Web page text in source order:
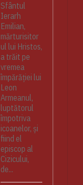
Sfântul
Ierarh
Emilian,
mărturisitor
ul lui Hristos,
a trăit pe
vremea
împărăției lui
Leon
Armeanul,
luptătorul
împotriva
icoanelor, și
fiind el
episcop al
Cizicului,
de...